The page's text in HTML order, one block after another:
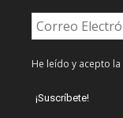
He leído y acepto la